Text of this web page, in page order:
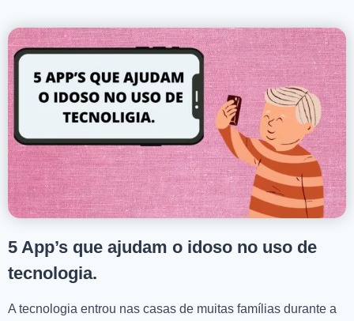
5 App’s que ajudam o idoso no uso de
tecnologia.
A tecnologia entrou nas casas de muitas famílias durante a